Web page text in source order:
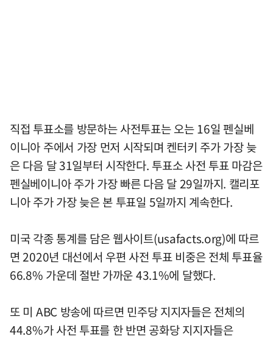
직접 투표소를 방문하는 사전투표는 오는 16일 펜실베
이니아 주에서 가장 먼저 시작되며 켄터키 주가 가장 늦
은 다음 달 31일부터 시작한다. 투표소 사전 투표 마감은
펜실베이니아 주가 가장 빠른 다음 달 29일까지. 캘리포
니아 주가 가장 늦은 본 투표일 5일까지 계속한다.
미국 각종 통계를 담은 웹사이트(usafacts.org)에 따르
면 2020년 대선에서 우편 사전 투표 비중은 전체 투표율
66.8% 가운데 절반 가까운 43.1%에 달했다.
또 미 ABC 방송에 따르면 민주당 지지자들은 전체의
44.8%가 사전 투표를 한 반면 공화당 지지자들은